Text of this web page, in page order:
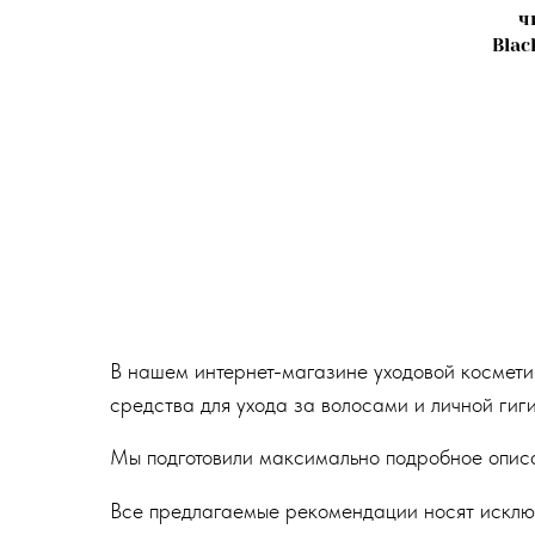
В нашем интернет-магазине уходовой
средства для ухода за волосами и личной
Мы подготовили максимально подробное
Все предлагаемые рекомендации носят